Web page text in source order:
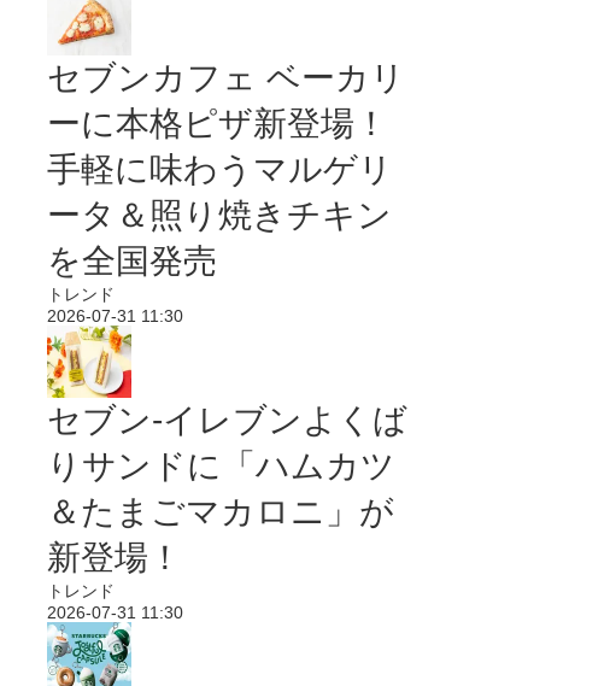
セブンカフェ ベーカリ
ーに本格ピザ新登場！
手軽に味わうマルゲリ
ータ＆照り焼きチキン
を全国発売
トレンド
2026-07-31 11:30
セブン‐イレブンよくば
りサンドに「ハムカツ
＆たまごマカロニ」が
新登場！
トレンド
2026-07-31 11:30